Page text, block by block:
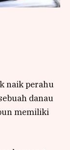
naik perahu
danau
memiliki